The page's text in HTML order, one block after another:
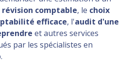
révision comptable, le choix
efficace, l'audit d'une
et autres services
par les spécialistes en